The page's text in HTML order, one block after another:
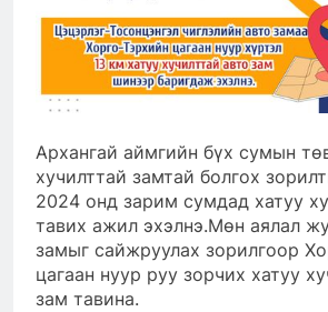
Архангай аймгийн бүх сумын
хучилттай замтай болгох
2024 онд зарим сумдад хатуу
тавих ажил эхэлнэ.Мөн аялал
замыг сайжруулах зорилгоор
цагаан нуур руу зорчих хатуу
зам тавина.